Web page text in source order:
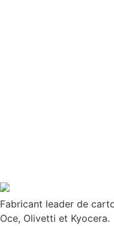
Fabricant leader de
Oce, Olivetti et Kyocera.